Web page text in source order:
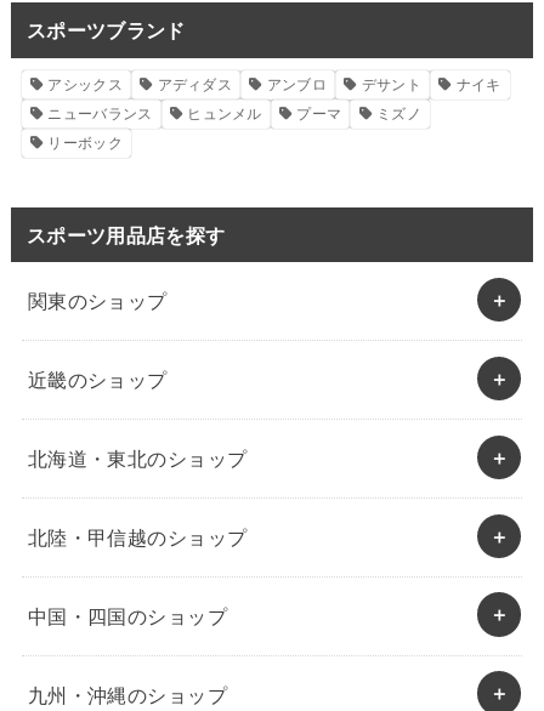
スポーツブランド
アシックス アディダス アンブロ デサント
ナイキ
ニューバランス
ヒュンメル プーマ
ミズノ
リーボック
スポーツ用品店を探す
関東のショップ
近畿のショップ
北海道・東北のショップ
北陸・甲信越のショップ
中国・四国のショップ
九州・沖縄のショップ